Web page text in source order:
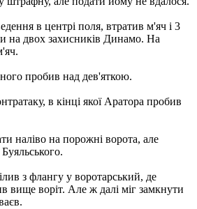
в центрі поля, втратив м'яч і 3
на двох захисників Динамо. На
пробив над дев'яткою.
в кінці якої Аратора пробив
наліво на порожні ворота, але
з флангу у воротарський, де
вище воріт. Але ж далі міг замкнути